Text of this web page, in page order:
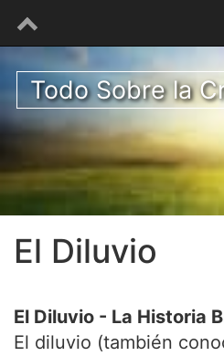
Todo Sobre la
El Diluvio
El Diluvio - La Historia
El diluvio (también